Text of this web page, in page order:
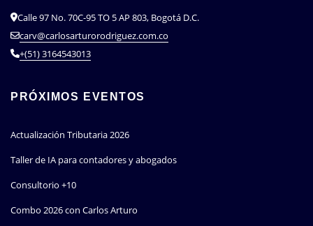
Calle 97 No. 70C-95 TO 5 AP 803, Bogotá D.C.
carv@carlosarturorodriguez.com.co
+(51) 3164543013
PRÓXIMOS EVENTOS
Actualización Tributaria 2026
Taller de IA para contadores y abogados
Consultorio +10
Combo 2026 con Carlos Arturo